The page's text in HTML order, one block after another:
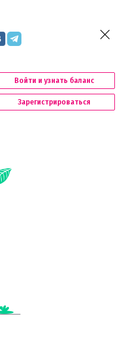
Войти и узнать баланс
Зарегистрироваться